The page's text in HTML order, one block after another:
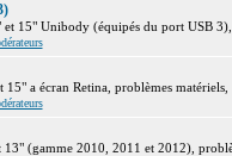
15" Unibody (équipés du port USB
a écran Retina, problèmes matériels,
(gamme 2010, 2011 et 2012),